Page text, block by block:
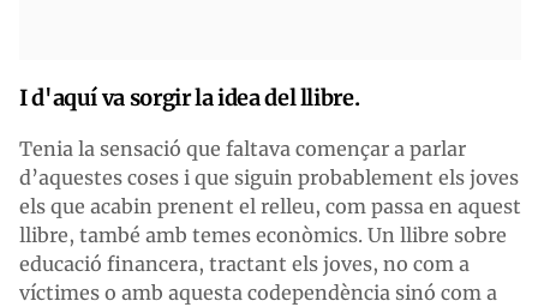
I d'aquí va sorgir la idea del llibre.
Tenia la sensació que faltava començar a parlar
d’aquestes coses i que siguin probablement els joves
els que acabin prenent el relleu, com passa en aquest
llibre, també amb temes econòmics. Un llibre sobre
educació financera, tractant els joves, no com a
víctimes o amb aquesta codependència sinó com a